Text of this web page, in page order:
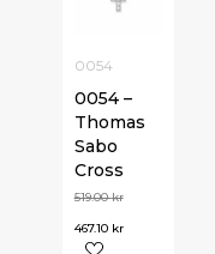
0054
0054 –
Thomas
Sabo
Cross
519.00kr
467.10 kr